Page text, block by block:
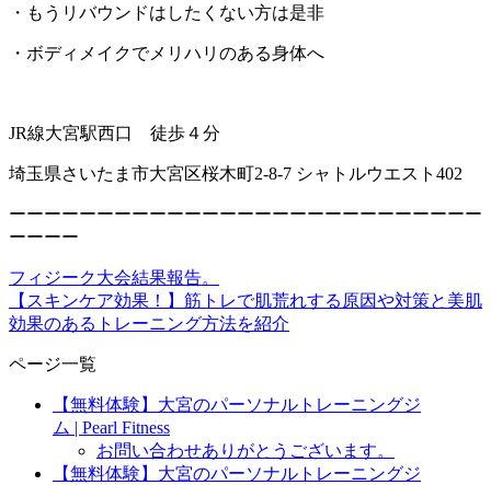
・もうリバウンドはしたくない方は是非
・ボディメイクでメリハリのある身体へ
JR線大宮駅西口 徒歩４分
埼玉県さいたま市大宮区桜木町2-8-7 シャトルウエスト402
ーーーーーーーーーーーーーーーーーーーーーーーーーーー
ーーーー
フィジーク大会結果報告。
【スキンケア効果！】筋トレで肌荒れする原因や対策と美肌
効果のあるトレーニング方法を紹介
ページ一覧
【無料体験】大宮のパーソナルトレーニングジ
ム | Pearl Fitness
お問い合わせありがとうございます。
【無料体験】大宮のパーソナルトレーニングジ